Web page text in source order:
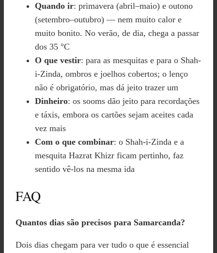
Quando ir: primavera (abril–maio) e outono
(setembro–outubro) — nem muito calor e
muito bonito. No verão, de dia, chega a passar
dos 35 °C
O que vestir: para as mesquitas e para o Shah-
i-Zinda, ombros e joelhos cobertos; o lenço
não é obrigatório, mas dá jeito trazer um
Dinheiro: os sooms dão jeito para recordações
e táxis, embora os cartões sejam aceites cada
vez mais
Com o que combinar: o Shah-i-Zinda e a
mesquita Hazrat Khizr ficam pertinho, faz
sentido vê-los na mesma ida
FAQ
Quantos dias são precisos para Samarcanda?
Dois dias chegam para ver tudo o que é essencial